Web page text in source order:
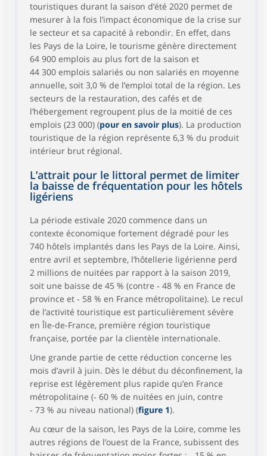
touristiques durant la saison d’été 2020 permet de
mesurer à la fois l’impact économique de la crise sur
le secteur et sa capacité à rebondir. En effet, dans
les Pays de la Loire, le tourisme génère directement
64 900 emplois au plus fort de la saison et
44 300 emplois salariés ou non salariés en moyenne
annuelle, soit 3,0 % de l’emploi total de la région. Les
secteurs de la restauration, des cafés et de
l’hébergement regroupent plus de la moitié de ces
emplois (23 000) (pour en savoir plus). La production
touristique de la région représente 6,3 % du produit
intérieur brut régional.
L’attrait pour le littoral permet de limiter
la baisse de fréquentation pour les hôtels
ligériens
La période estivale 2020 commence dans un
contexte économique fortement dégradé pour les
740 hôtels implantés dans les Pays de la Loire. Ainsi,
entre avril et septembre, l’hôtellerie ligérienne perd
2 millions de nuitées par rapport à la saison 2019,
soit une baisse de 45 % (contre ‑ 48 % en France de
province et ‑ 58 % en France métropolitaine). Le recul
de l’activité touristique est particulièrement sévère
en Île-de-France, première région touristique
française, portée par la clientèle internationale.
Une grande partie de cette réduction concerne les
mois d’avril à juin. Dès le début du déconfinement, la
reprise est légèrement plus rapide qu’en France
métropolitaine (‑ 60 % de nuitées en juin, contre
‑ 73 % au niveau national) (figure 1).
Au cœur de la saison, les Pays de la Loire, comme les
autres régions de l’ouest de la France, subissent des